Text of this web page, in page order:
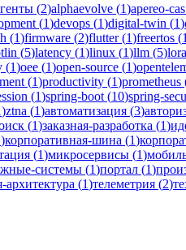
(2)alphaevolve (1)apereo-cas
(1)devops (1)digital-twin (1)
(1)firmware (2)flutter(1)freertos (1
(5)latency (1)linux (1)llm (5)
(1)oee (1)open-source (1)
(1)productivity (1)prometheus
(1)spring-boot (10)spring-
)ztna (1)автоматизация (3)
(1)заказная-разработка (1)
)корпоративная-шина (1)
(1)микросервисы (1)
системы (1)портал (1)
(1)телеметрия (2)